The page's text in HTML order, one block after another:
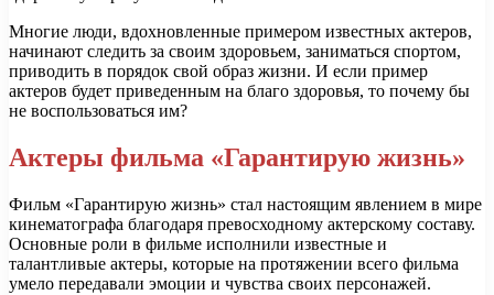
Многие люди, вдохновленные примером известных актеров,
начинают следить за своим здоровьем, заниматься спортом,
приводить в порядок свой образ жизни. И если пример
актеров будет приведенным на благо здоровья, то почему бы
не воспользоваться им?
Актеры фильма «Гарантирую жизнь»
Фильм «Гарантирую жизнь» стал настоящим явлением в мире
кинематографа благодаря превосходному актерскому составу.
Основные роли в фильме исполнили известные и
талантливые актеры, которые на протяжении всего фильма
умело передавали эмоции и чувства своих персонажей.